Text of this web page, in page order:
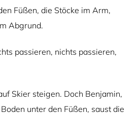
Füßen, die Stöcke im Arm,
Abgrund.
passieren, nichts passieren,
Skier steigen. Doch Benjamin,
unter den Füßen, saust die